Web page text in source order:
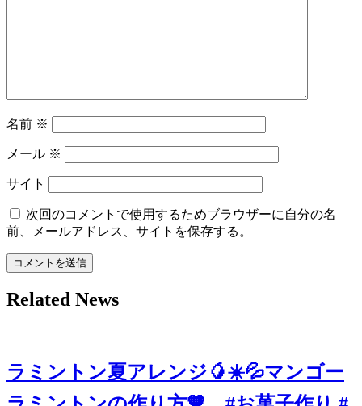
名前 ※
メール ※
サイト
次回のコメントで使用するためブラウザーに自分の名
前、メールアドレス、サイトを保存する。
Related News
ラミントン夏アレンジ🥭☀️💦マンゴー